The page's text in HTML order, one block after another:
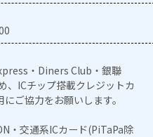
・Diners Club・銀聯
ICチップ搭載クレジットカ
ご協力をお願いします。
・交通系ICカード(PiTaPa除